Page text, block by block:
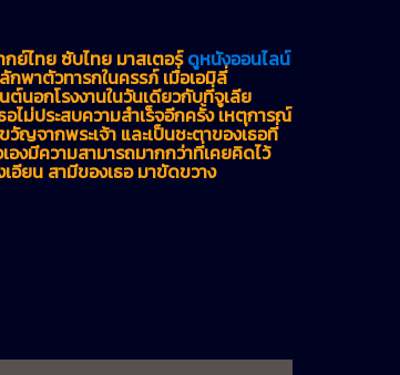
กย์ไทย ซับไทย มาสเตอร์ดูหนังออนไลน์
พาตัวทารกในครรภ์ เมื่อเอมิลี่
นอกโรงงานในวันเดียวกับที่จูเลีย
ม่ประสบความสำเร็จอีกครั้ง เหตุการณ์
ญจากพระเจ้า และเป็นชะตาของเธอที่
งมีความสามารถมากกว่าที่เคยคิดไว้
อียน สามีของเธอ มาขัดขวาง